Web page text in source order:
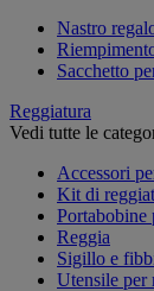
Nastro
Sacchetto
Reggiatura
Vedi tutte le
Accessori
Kit di
Portabobine
Reggia
Sigillo e
Utensile per